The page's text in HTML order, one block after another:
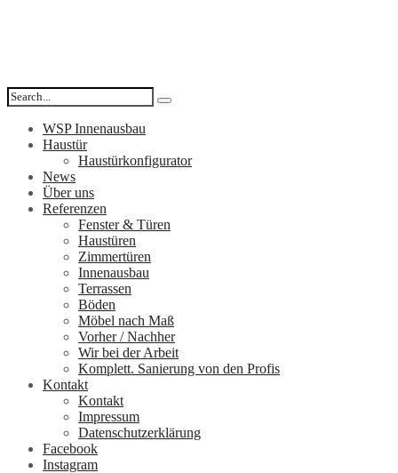
WSP Innenausbau
Haustür
Haustürkonfigurator
News
Über uns
Referenzen
Fenster & Türen
Haustüren
Zimmertüren
Innenausbau
Terrassen
Böden
Möbel nach Maß
Vorher / Nachher
Wir bei der Arbeit
Komplett. Sanierung von den Profis
Kontakt
Kontakt
Impressum
Datenschutzerklärung
Facebook
Instagram